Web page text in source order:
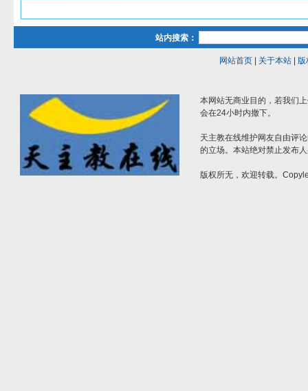
站内搜索：
网站首页| 关于本站| 版
本网站无商业目的，若我们
会在24小时内撤下。
天主教在线维护网友自由评
的立场。本站绝对禁止发布
版权所无，欢迎转载。